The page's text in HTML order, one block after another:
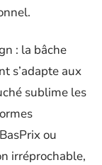
: la bâche
s’adapte aux
sublime les
ou
irréprochable,